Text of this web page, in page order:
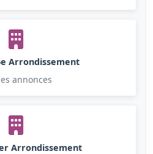
Arrondissement
annonces
Arrondissement